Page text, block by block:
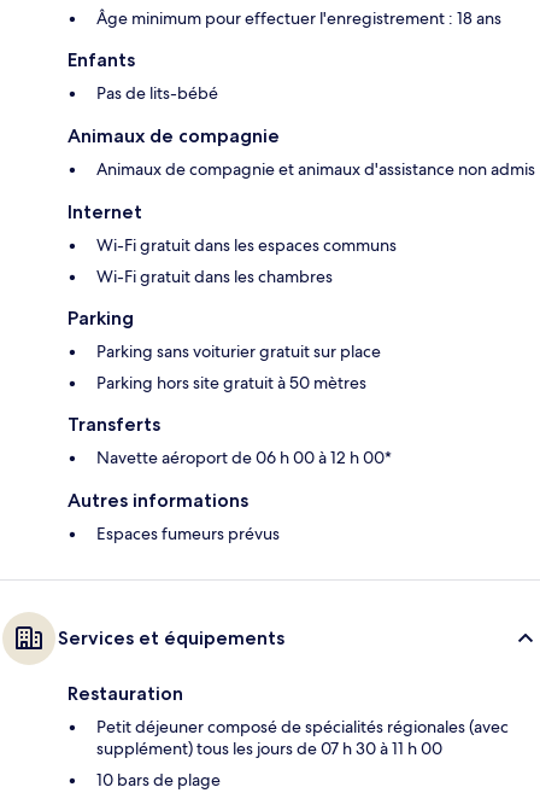
Âge minimum pour effectuer l'enregistrement : 18 ans
Enfants
Pas de lits-bébé
Animaux de compagnie
Animaux de compagnie et animaux d'assistance non admis
Internet
Wi-Fi gratuit dans les espaces communs
Wi-Fi gratuit dans les chambres
Parking
Parking sans voiturier gratuit sur place
Parking hors site gratuit à 50 mètres
Transferts
Navette aéroport de 06 h 00 à 12 h 00*
Autres informations
Espaces fumeurs prévus
Services et équipements
Restauration
Petit déjeuner composé de spécialités régionales (avec
supplément) tous les jours de 07 h 30 à 11 h 00
10 bars de plage